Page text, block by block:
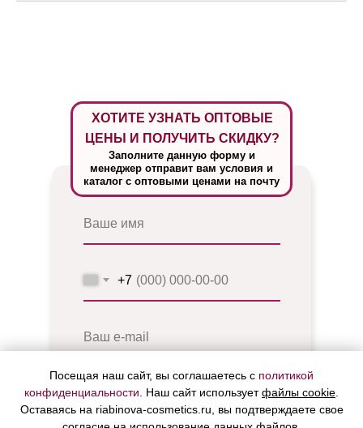
Посещая наш сайт, вы соглашаетесь с политикой
конфиденциальности. Наш сайт используетфайлы cookie.
Оставаясь на riabinova-cosmetics.ru, вы подтверждаете свое
ХОТИТЕ УЗНАТЬ ОПТОВЫЕ
ЦЕНЫ И ПОЛУЧИТЬ СКИДКУ?
Заполните данную форму и
менеджер отправит вам условия и
каталог с оптовыми ценами на почту
+7
ОТПРАВИТЬ
ЗАЯВКУ